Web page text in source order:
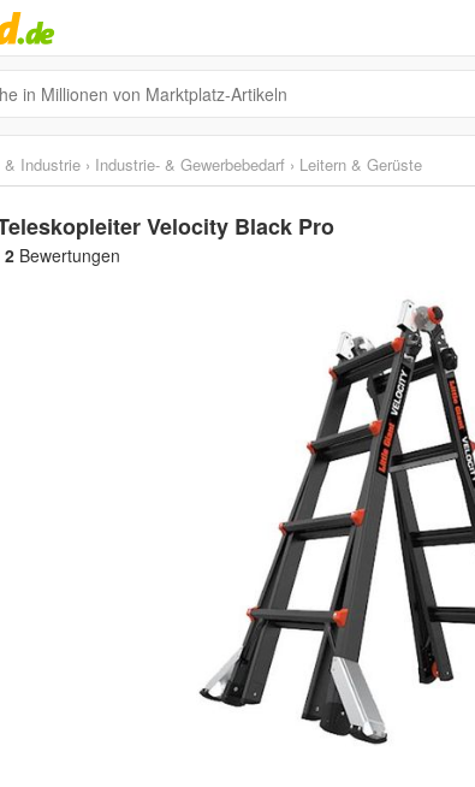
Industrie › Industrie- & Gewerbebedarf › Leitern & Gerüste
Velocity Black Pro
2 Bewertungen